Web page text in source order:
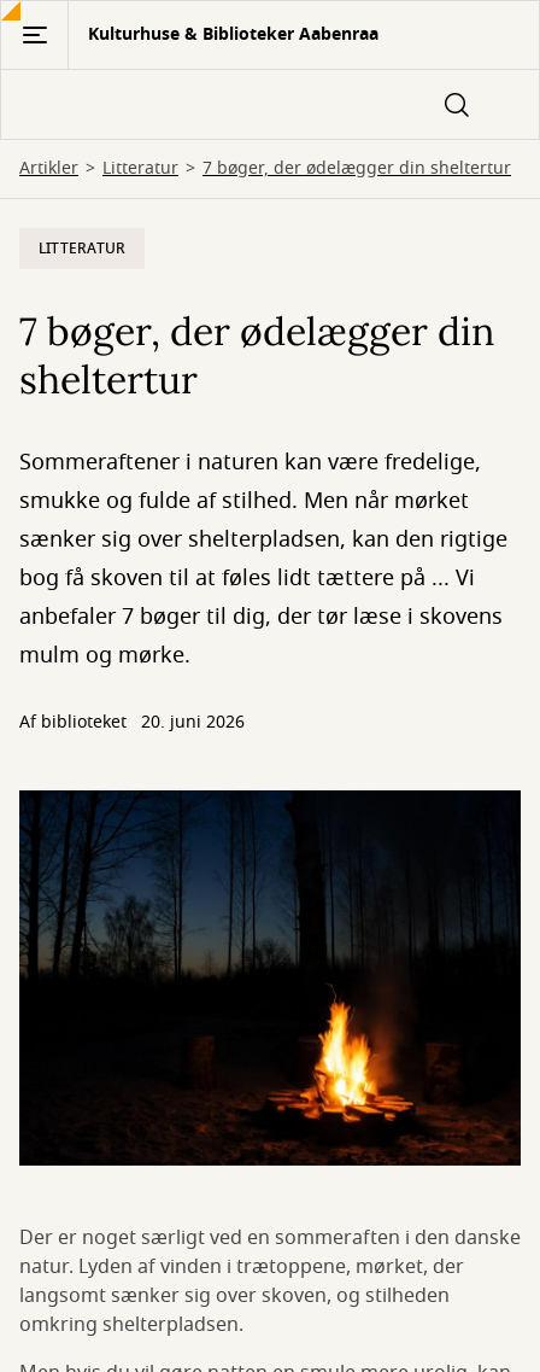
Gå
hovedindhold
Kulturhuse & Biblioteker Aabenraa
Artikler Litteratur 7 bøger, der ødelægger din sheltertur
LITTERATUR
7 bøger, der ødelægger din
sheltertur
Sommeraftener i naturen kan være fredelige,
smukke og fulde af stilhed. Men når mørket
sænker sig over shelterpladsen, kan den rigtige
bog få skoven til at føles lidt tættere på ... Vi
anbefaler 7 bøger til dig, der tør læse i skovens
mulm og mørke.
Af biblioteket 20. juni 2026
Der er noget særligt ved en sommeraften i den danske
natur. Lyden af vinden i trætoppene, mørket, der
langsomt sænker sig over skoven, og stilheden
omkring shelterpladsen.